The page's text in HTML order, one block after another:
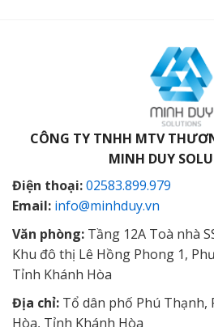
CÔNG TY TNHH MTV
MINH DUY
Điện thoại:02583.899.979
Email: info@minhduy.vn
Văn phòng: Tầng 12A Toà nhà
Khu đô thị Lê Hồng Phong 1,
Tỉnh Khánh Hòa
Địa chỉ: Tổ dân phố Phú
Hòa, Tỉnh Khánh Hòa